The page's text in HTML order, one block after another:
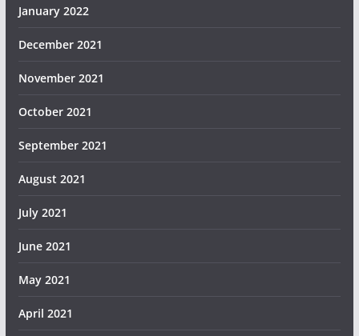
January 2022
December 2021
November 2021
October 2021
September 2021
August 2021
July 2021
June 2021
May 2021
April 2021